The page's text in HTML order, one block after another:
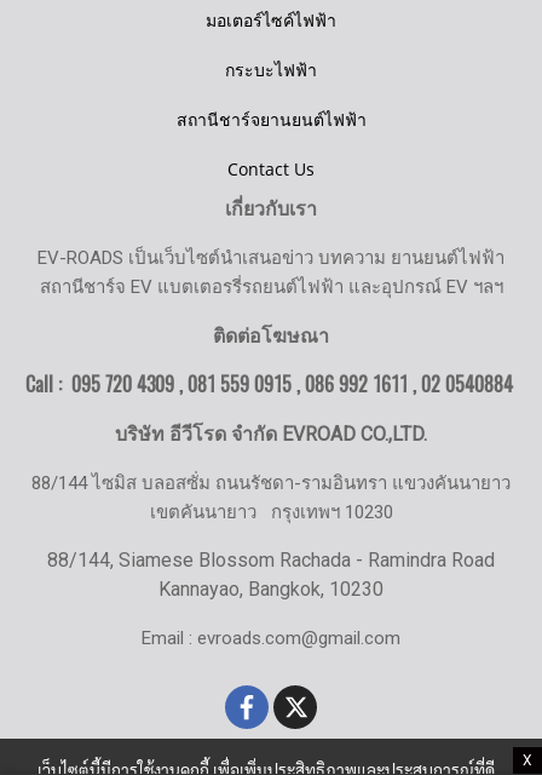
X
มอเตอร์ไซค์ไฟฟ้า
กระบะไฟฟ้า
สถานีชาร์จยานยนต์ไฟฟ้า
Contact Us
เกี่ยวกับเรา
EV-ROADS เป็นเว็บไซต์นำเสนอข่าว บทความ ยานยนต์ไฟฟ้า
สถานีชาร์จ EV แบตเตอรรี่รถยนต์ไฟฟ้า และอุปกรณ์ EV ฯลฯ
ติดต่อโฆษณา
Call : 095 720 4309 , 081 559 0915 , 086 992 1611 ,02 0540884
บริษัท อีวีโรด จำกัด EVROAD CO.,LTD.
88/144 ไซมิส บลอสซั่ม ถนนรัชดา-รามอินทรา แขวงคันนายาว
เขตคันนายาว กรุงเทพฯ 10230
88/144, Siamese Blossom Rachada - Ramindra Road
Kannayao, Bangkok, 10230
Email : evroads.com@gmail.com
เว็บไซต์นี้มีการใช้งานคุกกี้ เพื่อเพิ่มประสิทธิภาพและประสบการณ์ที่ดี